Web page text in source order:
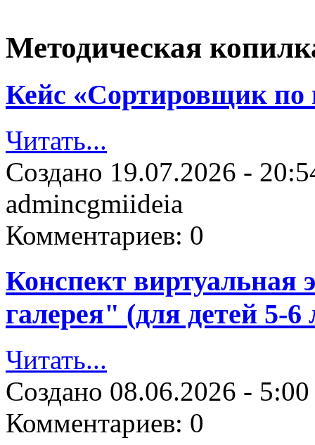
Методическая
Кейс «Сортировщик по
Читать...
Создано 19.07.2026 -
admincgmiideia
Комментариев: 0
Конспект виртуальная
галерея" (для детей 5-6
Читать...
Создано 08.06.2026 - 5:00
Комментариев: 0